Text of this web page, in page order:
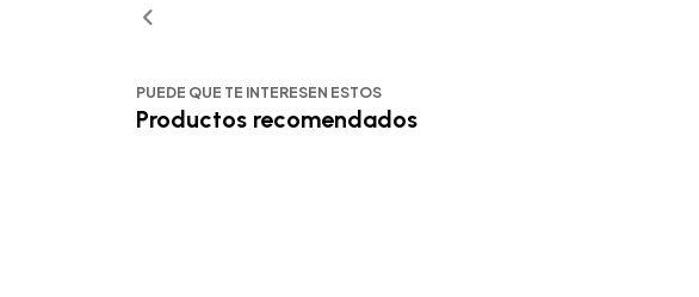
PUEDE QUE TE INTERESEN ESTOS
Productos recomendados